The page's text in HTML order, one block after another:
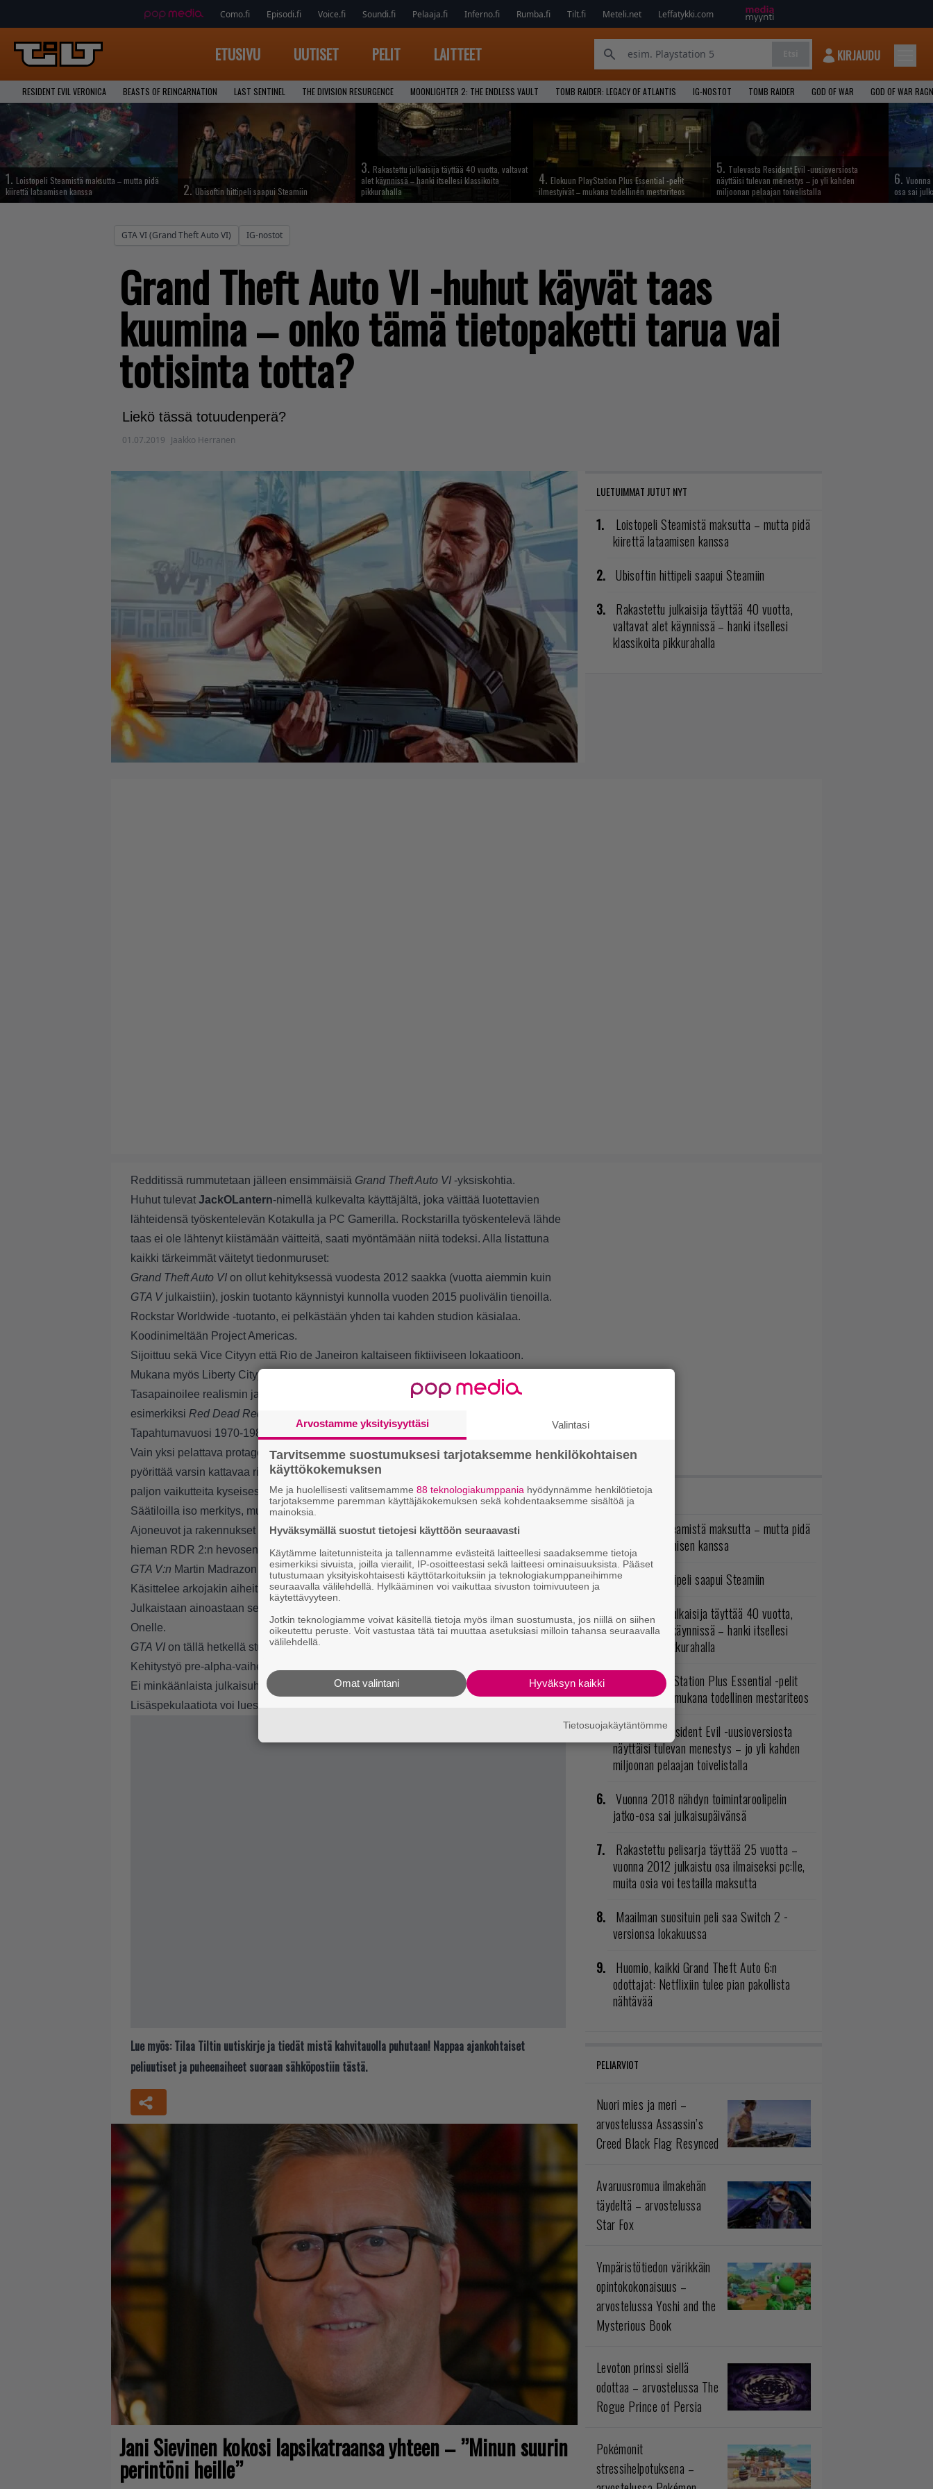
Como.fi Episodi.fi Voice.fi Soundi.fi Pelaaja.fi Inferno.fi Rumba.fi Tilt.fi Meteli.net Leffatykki.com
ETUSIVU UUTISET PELIT LAITTEET KIRJAUDU
RESIDENT EVIL VERONICA BEASTS OF REINCARNATION LAST SENTINEL THE DIVISION RESURGENCE MOONLIGHTER 2: THE ENDLESS VAULT TOMB RAIDER: LEGACY OF ATLANTIS IG-NOSTOT TOMB RAIDER GOD OF WAR GOD OF WAR
1. Loistopeli Steamistä maksutta – mutta pidä
kiirettä lataamisen kanssa
2. Ubisoftin hittipeli saapui Steamiin
3. Rakastettu julkaisija täyttää 40 vuotta, valtavat
alet käynnissä – hanki itsellesi klassikoita
pikkurahalla
4. Elokuun PlayStation Plus Essential -pelit
ilmestyivät – mukana todellinen mestariteos
5. Tulevasta Resident Evil -uusioversiosta
näyttäisi tulevan menestys – jo yli kahden
miljoonan pelaajan toivelistalla
6.
osa sai
GTA VI (Grand Theft Auto VI) IG-nostot
Grand Theft Auto VI -huhut käyvät taas
kuumina – onko tämä tietopaketti tarua vai
totisinta totta?
Liekö tässä totuudenperä?
01.07.2019 Jaakko Herranen
LUETUIMMAT JUTUT NYT
Loistopeli Steamistä maksutta – mutta pidä
kiirettä lataamisen kanssa
Ubisoftin hittipeli saapui Steamiin
Rakastettu julkaisija täyttää 40 vuotta,
valtavat alet käynnissä – hanki itsellesi
klassikoita pikkurahalla
Redditissä rummutetaan jälleen ensimmäisiä Grand Theft Auto VI -yksiskohtia.
Huhut tulevat JackOLantern-nimellä kulkevalta käyttäjältä, joka väittää luotettavien
lähteidensä työskentelevän Kotakulla ja PC Gamerilla. Rockstarilla työskentelevä lähde
taas ei ole lähtenyt kiistämään väitteitä, saati myöntämään niitä todeksi. Alla listattuna
kaikki tärkeimmät väitetyt tiedonmuruset:
Grand Theft Auto VI on ollut kehityksessä vuodesta 2012 saakka (vuotta aiemmin kuin
GTA Vjulkaistiin), joskin tuotanto käynnistyi kunnolla vuoden 2015 puolivälin tienoilla.
Rockstar Worldwide -tuotanto, ei pelkästään yhden tai kahden studion käsialaa.
Koodinimeltään Project Americas.
Sijoittuu sekä Vice Cityyn että Rio de Janeiron kaltaiseen fiktiiviseen lokaatioon.
Mukana myös Liberty Cityyn sijoittuvia lineaarisia tehtäviä.
Tasapainoilee realismin ja arcaden välimaastossa, ei ole yhtä realistinen, kuin
esimerkiksi Red Dead Redemption 2
Tapahtumavuosi 1970-1980.
Vain yksi pelattava protagonisti, sukupuoleltaan mies. Aloitteleva huumelordi, tehtävänä
pyörittää varsin kattavaa rikollisbisnestä Netflix-sarja
paljon vaikutteita kyseisestä sarjasta.
Säätiloilla iso merkitys, mukana hurrikaaneja ja tulvia.
Ajoneuvot ja rakennukset muuttuvat ajanjakson mukaan. Omaa autoa voi tuunata
hieman RDR 2:n hevosen tapaan.
GTA V:n Martin Madrazon on mukana tarinassa isänsä kera.
Käsittelee arkojakin aiheita, kuten HIV:tä ja maahanmuuttokriisi.
Julkaistaan ainoastaan seuraavalle laitesukupolvelle, EI PlayStation 4:lle tai Xbox
Onelle.
GTA VI on tällä hetkellä studion pääfokus, mutta työn alla myös
Kehitystyö pre-alpha-vaiheessa.
Ei minkäänlaista julkaisuhaarukkaa määritelty.
Lisäspekulaatiota voi lueskella suoraan Redditistä,
Lue myös: Tilaa Tiltin uutiskirje ja tiedät mistä kahvitauolla puhutaan! Nappaa ajankohtaiset
peliuutiset ja puheenaiheet suoraan sähköpostiin tästä.
Jani Sievinen kokosi lapsikatraansa yhteen – ”Minun suurin
perintöni heille”
LUETUIMMAT JUTUT
Loistopeli Steamistä maksutta – mutta pidä
kiirettä lataamisen kanssa
Ubisoftin hittipeli saapui Steamiin
Rakastettu julkaisija täyttää 40 vuotta,
valtavat alet käynnissä – hanki itsellesi
klassikoita pikkurahalla
Elokuun PlayStation Plus Essential -pelit
ilmestyivät – mukana todellinen mestariteos
Tulevasta Resident Evil -uusioversiosta
näyttäisi tulevan menestys – jo yli kahden
miljoonan pelaajan toivelistalla
Vuonna 2018 nähdyn toimintaroolipelin
jatko-osa sai julkaisupäivänsä
Rakastettu pelisarja täyttää 25 vuotta –
vuonna 2012 julkaistu osa ilmaiseksi pc:lle,
muita osia voi testailla maksutta
Maailman suosituin peli saa Switch 2 -
versionsa lokakuussa
Huomio, kaikki Grand Theft Auto 6:n
odottajat: Netflixiin tulee pian pakollista
nähtävää
PELIARVIOT
Nuori mies ja meri –
arvostelussa Assassin’s
Creed Black Flag Resynced
Avaruusromua ilmakehän
täydeltä – arvostelussa
Star Fox
Ympäristötiedon värikkäin
opintokokonaisuus –
arvostelussa Yoshi and the
Mysterious Book
Levoton prinssi siellä
odottaa – arvostelussa The
Rogue Prince of Persia
Pokémonit
stressihelpotuksena –
Arvostamme yksityisyyttäsi Valintasi
Tarvitsemme suostumuksesi tarjotaksemme henkilökohtaisen
käyttökokemuksen
Me ja huolellisesti valitsemamme 88 teknologiakumppania hyödynnämme henkilötietoja
tarjotaksemme paremman käyttäjäkokemuksen sekä kohdentaaksemme sisältöä ja
mainoksia.
Hyväksymällä suostut tietojesi käyttöön seuraavasti
Käytämme laitetunnisteita ja tallennamme evästeitä laitteellesi saadaksemme tietoja
esimerkiksi sivuista, joilla vierailit, IP-osoitteestasi sekä laitteesi ominaisuuksista. Pääset
tutustumaan yksityiskohtaisesti käyttötarkoituksiin ja teknologiakumppaneihimme
seuraavalla välilehdellä. Hylkääminen voi vaikuttaa sivuston toimivuuteen ja
käytettävyyteen.
Jotkin teknologiamme voivat käsitellä tietoja myös ilman suostumusta, jos niillä on siihen
oikeutettu peruste. Voit vastustaa tätä tai muuttaa asetuksiasi milloin tahansa seuraavalla
välilehdellä.
Hyväksyn kaikki
Omat valintani
Tietosuojakäytäntömme